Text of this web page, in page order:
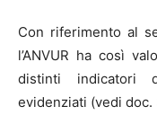
Con riferimento al
l’ANVUR ha così
distinti indicatori
evidenziati (vedi doc.